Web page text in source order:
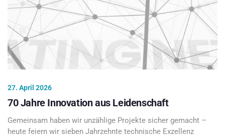
27. April 2026
70 Jahre Innovation aus Leidenschaft
Gemeinsam haben wir unzählige Projekte sicher gemacht –
heute feiern wir sieben Jahrzehnte technische Exzellenz